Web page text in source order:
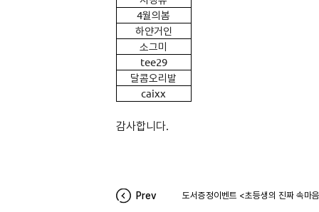
4월의봄
하얀거인
소그미
tee29
달콤오리발
caixx
감사합니다.
Prev 도서증정이벤트 <초등생의 진짜 속마